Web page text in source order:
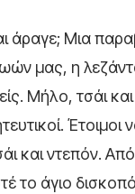
άραγε; Μια
μας, η
Μήλο, τσάι
και ντεπόν.
το άγιο